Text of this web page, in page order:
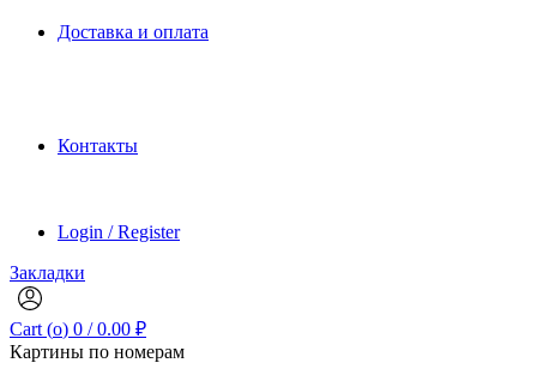
Доставка и оплата
Контакты
Login / Register
Закладки
Cart (o) 0 / 0.00 ₽
Картины по номерам